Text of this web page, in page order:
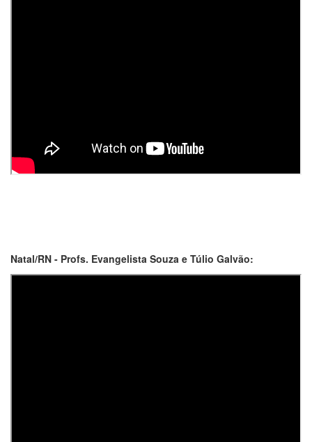
Natal/RN - Profs. Evangelista Souza e Túlio Galvão: